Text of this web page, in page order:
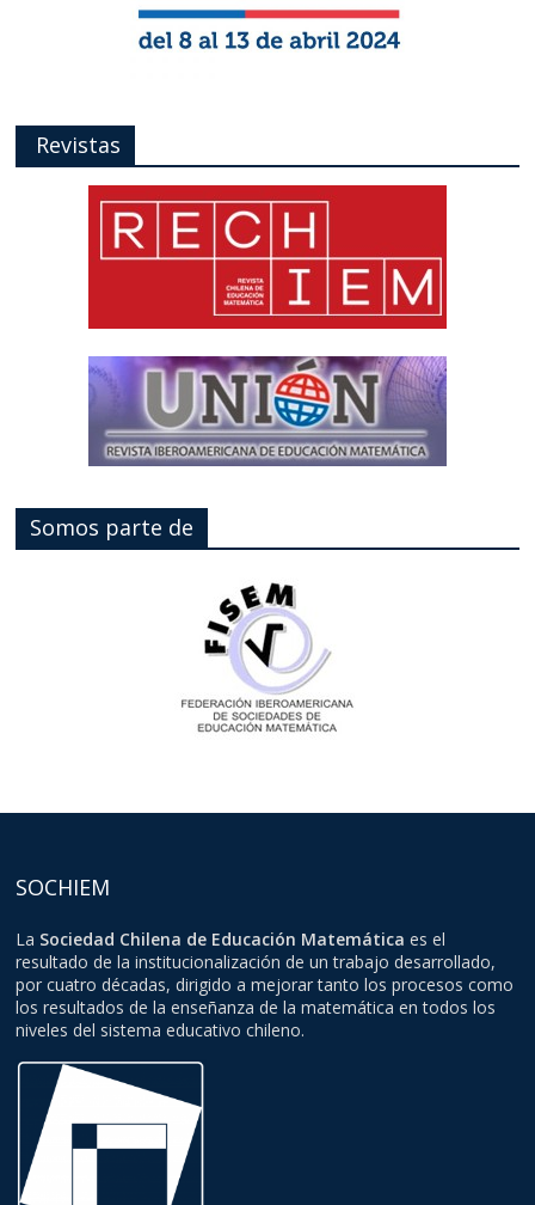
Revistas
Somos parte de
SOCHIEM
La Sociedad Chilena de Educación Matemática es el
resultado de la institucionalización de un trabajo desarrollado,
por cuatro décadas, dirigido a mejorar tanto los procesos como
los resultados de la enseñanza de la matemática en todos los
niveles del sistema educativo chileno.